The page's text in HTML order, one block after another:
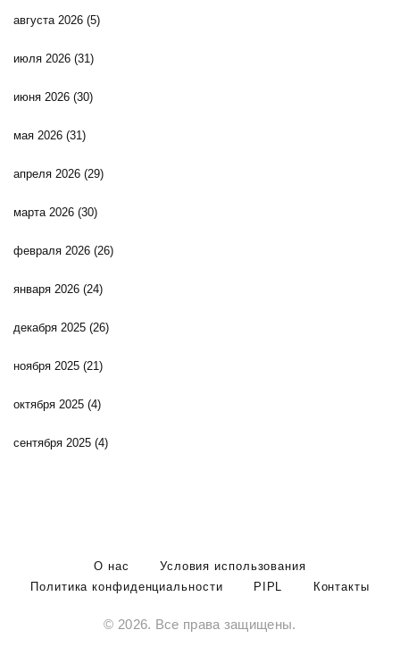
августа 2026 (5)
июля 2026 (31)
июня 2026 (30)
мая 2026 (31)
апреля 2026 (29)
марта 2026 (30)
февраля 2026 (26)
января 2026 (24)
декабря 2025 (26)
ноября 2025 (21)
октября 2025 (4)
сентября 2025 (4)
О нас
Условия использования
Политика конфиденциальности
PIPL Контакты
© 2026. Все права защищены.